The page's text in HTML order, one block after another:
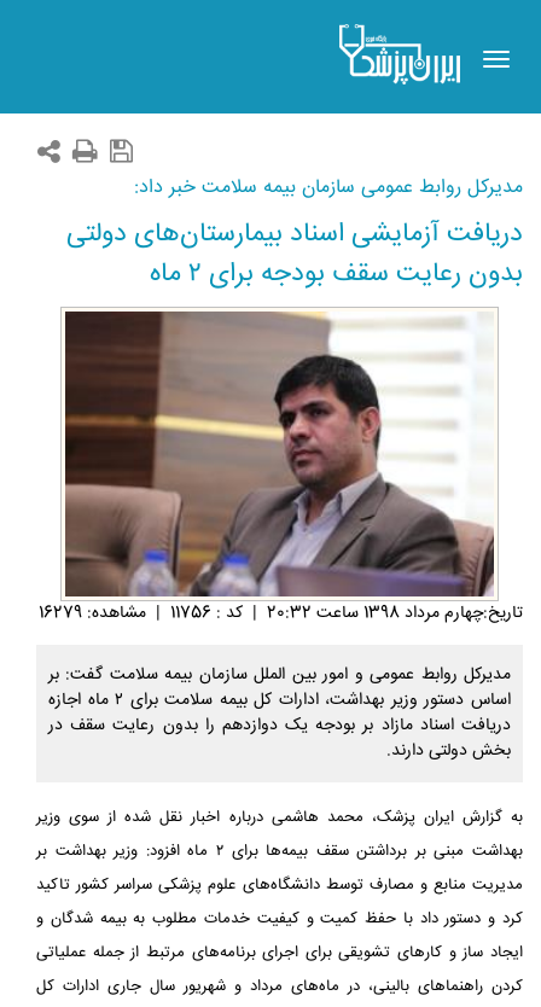
Toggle
navigation
مدیرکل روابط عمومی سازمان بیمه سلامت خبر داد:
دریافت آزمایشی اسناد بیمارستان‌های دولتی
بدون رعایت سقف بودجه براى ٢ ماه
تاريخ:چهارم مرداد 1398 ساعت 20:32 | کد : 11756 | مشاهده: 16279
مدیرکل روابط عمومی و امور بین الملل سازمان بیمه سلامت گفت: بر
اساس دستور وزیر بهداشت، ادارات کل بیمه سلامت براى ٢ ماه اجازه
دریافت اسناد مازاد بر بودجه یک دوازدهم را بدون رعایت سقف در
بخش دولتی دارند.
به گزارش ایران پزشک، محمد هاشمی درباره اخبار نقل شده از سوی وزیر
بهداشت مبنى بر برداشتن سقف بیمه‌ها براى ٢ ماه افزود: وزیر بهداشت بر
مدیریت منابع و مصارف توسط دانشگاه‌های علوم پزشکی سراسر کشور تاکید
کرد و دستور داد با حفظ کمیت و کیفیت خدمات مطلوب به بیمه شدگان و
ایجاد ساز و کارهای تشویقی برای اجرای برنامه‌های مرتبط از جمله عملیاتی
کردن راهنماهای بالینی، در ماه‌های مرداد و شهریور سال جاری ادارات کل